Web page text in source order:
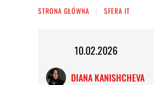
STRONA GŁÓWNA SFERA IT
10.02.2026
DIANA KANISHCHEVA